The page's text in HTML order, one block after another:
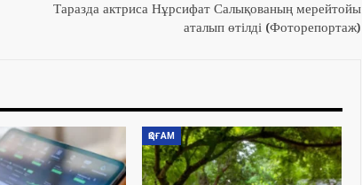
Таразда актриса Нұрсифат Салықованың мерейтойы
аталып өтілді (Фоторепортаж)
ҚОҒАМ